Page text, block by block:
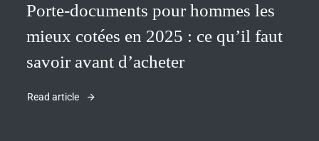
Porte-documents pour hommes les
mieux cotées en 2025 : ce qu’il faut
savoir avant d’acheter
Read article